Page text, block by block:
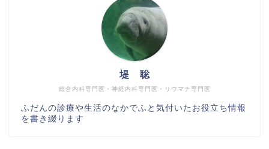
総合内科専門医・神経内科専門医・リウマチ専門医
堤 聡
ふだんの診療や生活のなかでふと気付いたお役立ち情報
を書き綴ります